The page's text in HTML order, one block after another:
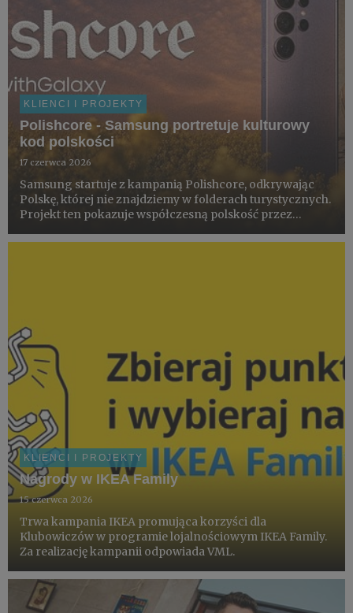
KLIENCI I PROJEKTY
Polishcore - Samsung portretuje kulturowy
kod polskości
17 czerwca 2026
Samsung startuje z kampanią Polishcore, odkrywając
Polskę, której nie znajdziemy w folderach turystycznych.
Projekt ten pokazuje współczesną polskość przez
dokumentowanych smartfonem Galaxy S26 Ultra z
KLIENCI I PROJEKTY
Nagrody w IKEA Family
15 czerwca 2026
Trwa kampania IKEA promująca korzyści dla
Klubowiczów w programie lojalnościowym IKEA Family.
Za realizację kampanii odpowiada VML.